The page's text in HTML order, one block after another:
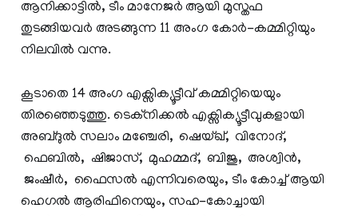
ആനിക്കാട്ടിൽ, ടീം മാനേജർ ആയി മുസ്തഫ
തുടങ്ങിയവർ അടങ്ങുന്ന 11 അംഗ കോർ-കമ്മിറ്റിയും
നിലവിൽ വന്നു.
കൂടാതെ 14 അംഗ എക്സിക്യൂട്ടീവ് കമ്മിറ്റിയെയും
തിരഞ്ഞെടുത്തു. ടെക്‌നിക്കൽ എക്സിക്യൂട്ടീവുകളായി
അബ്ദുൽ സലാം മഞ്ചേരി, ഷെയ്ഖ്, വിനോദ്,
ഫെബിൽ, ഷിജാസ്, മുഹമ്മദ്, ബിജു, അശ്വിൻ,
ജംഷീർ, ഫൈസൽ എന്നിവരെയും, ടീം കോച്ച് ആയി
ഹെഗൽ ആരിഫിനെയും, സഹ-കോച്ചായി